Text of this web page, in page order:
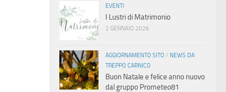
EVENTI
I Lustri di Matrimonio
2 GENNAIO 2026
AGGIORNAMENTO SITO / NEWS DA
TREPPO CARNICO
Buon Natale e felice anno nuovo
dal gruppo Prometeo81